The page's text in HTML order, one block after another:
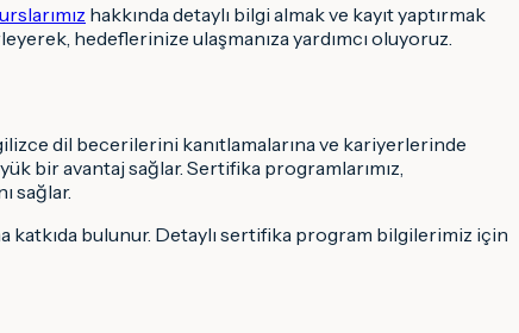
hakkında detaylı bilgi almak ve kayıt yaptırmak
hedeflerinize ulaşmanıza yardımcı oluyoruz.
dil becerilerini kanıtlamalarına ve kariyerlerinde
bir avantaj sağlar. Sertifika programlarımız,
sağlar.
bulunur. Detaylı sertifika program bilgilerimiz için